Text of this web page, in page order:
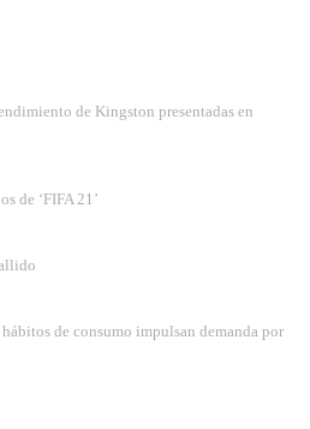
de Kingston presentadas en
de ‘FIFA 21’
de consumo impulsan demanda por